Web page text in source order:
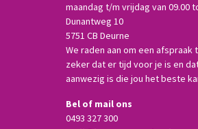
maandag t/m vrijdag van 09.00
Dunantweg 10
5751 CB Deurne
We raden aan om een afspraak
zeker dat er tijd voor je is en
aanwezig is die jou het beste
Bel of mail ons
0493 327 300